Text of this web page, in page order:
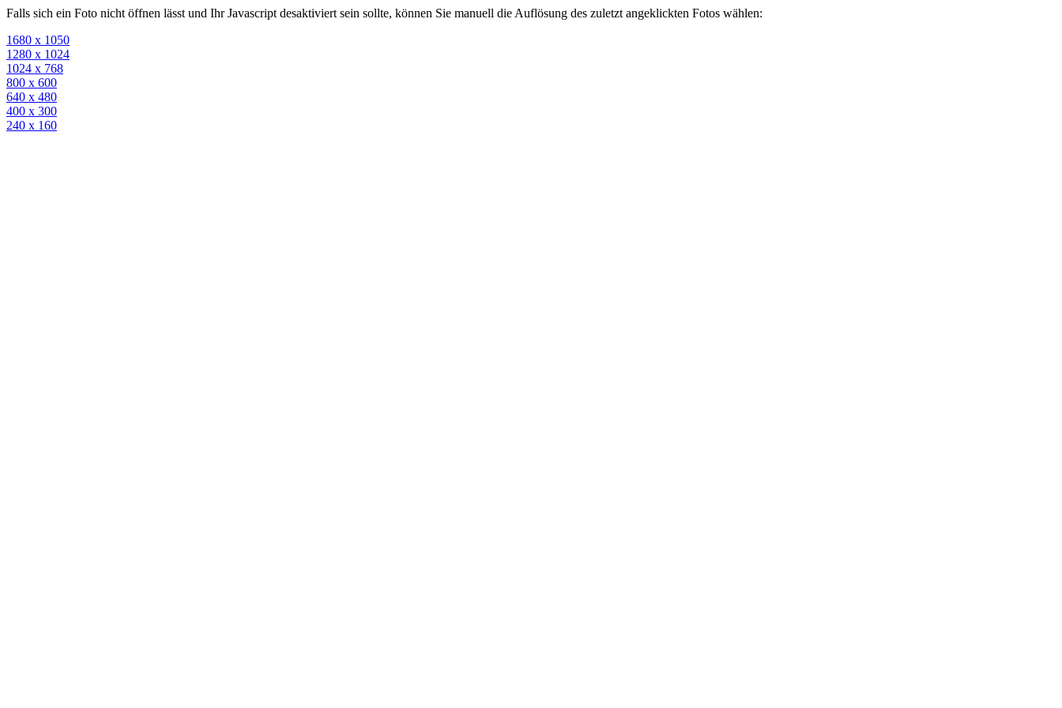
Falls sich ein Foto nicht öffnen lässt und Ihr Javascript desaktiviert sein sollte, können Sie manuell die Auflösung des zuletzt angeklickten Fotos wählen:
1680 x 1050
1280 x 1024
1024 x 768
800 x 600
640 x 480
400 x 300
240 x 160